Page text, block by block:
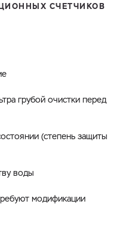
СЧЕТЧИКОВ
грубой очистки перед
(степень защиты
воды
модификации